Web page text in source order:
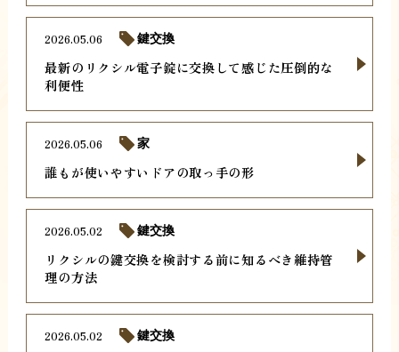
最新のリクシル電子錠に交換して感じた圧倒的な
利便性
2026.05.06 鍵交換
誰もが使いやすいドアの取っ手の形
2026.05.06 家
リクシルの鍵交換を検討する前に知るべき維持管
理の方法
2026.05.02 鍵交換
2026.05.02 鍵交換